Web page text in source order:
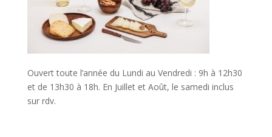
Ouvert toute l’année du Lundi au Vendredi : 9h à 12h30
et de 13h30 à 18h. En Juillet et Août, le samedi inclus
sur rdv.